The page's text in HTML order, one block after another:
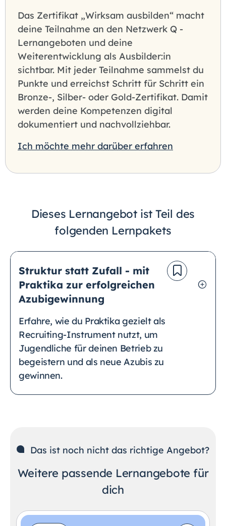
Das Zertifikat „Wirksam ausbilden“ macht
deine Teilnahme an den Netzwerk Q -
Lernangeboten und deine
Weiterentwicklung als Ausbilder:in
sichtbar. Mit jeder Teilnahme sammelst du
Punkte und erreichst Schritt für Schritt ein
Bronze-, Silber- oder Gold-Zertifikat. Damit
werden deine Kompetenzen digital
dokumentiert und nachvollziehbar.
Ich möchte mehr darüber erfahren
Dieses Lernangebot ist Teil des
folgenden Lernpakets
Struktur statt Zufall - mit
Praktika zur erfolgreichen
Azubigewinnung
Erfahre, wie du Praktika gezielt als
Recruiting-Instrument nutzt, um
Jugendliche für deinen Betrieb zu
begeistern und als neue Azubis zu
gewinnen.
Das ist noch nicht das richtige Angebot?
Weitere passende Lernangebote für
dich